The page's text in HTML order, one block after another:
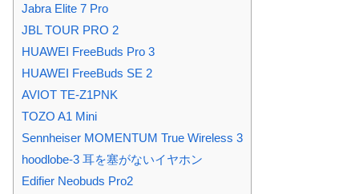
Jabra Elite 7 Pro
JBL TOUR PRO 2
HUAWEI FreeBuds Pro 3
HUAWEI FreeBuds SE 2
AVIOT TE-Z1PNK
TOZO A1 Mini
Sennheiser MOMENTUM True Wireless 3
hoodlobe-3 耳を塞がないイヤホン
Edifier Neobuds Pro2